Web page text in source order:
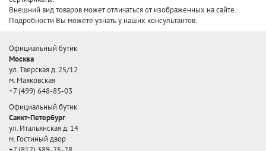
Внешний вид товаров может отличаться от изображенных на сайте.
Подробности Вы можете узнать у наших консультантов.
Официальный бутик
Москва
ул. Тверская д. 25/12
м. Маяковская
+7 (499) 648-85-03
Официальный бутик
Санкт-Петербург
ул. Итальянская д. 14
м. Гостиный двор